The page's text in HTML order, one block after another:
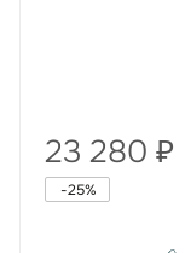
23 280 ₽
-25%